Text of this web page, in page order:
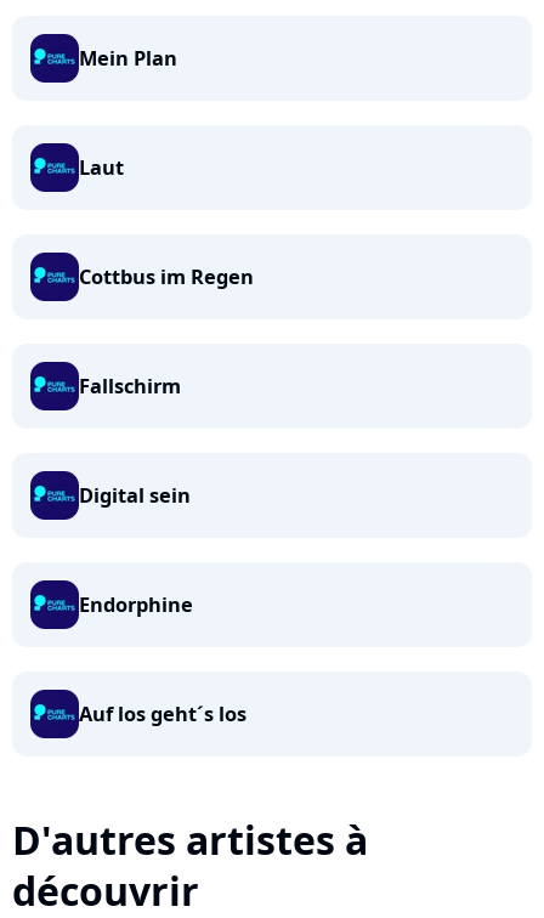
Mein Plan
Laut
Cottbus im Regen
Fallschirm
Digital sein
Endorphine
Auf los geht´s los
D'autres artistes à
découvrir